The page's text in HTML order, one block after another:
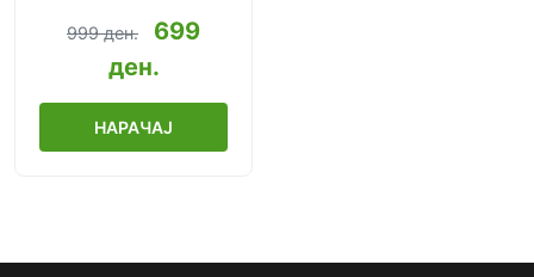
МОДУЛАТОР ЗА
АВТОМОБИЛ (8-
ВО-1)
999 ден.
699
ден.
НАРАЧАЈ